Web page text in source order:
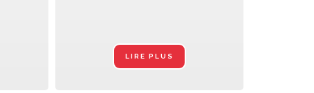
LIRE PLUS